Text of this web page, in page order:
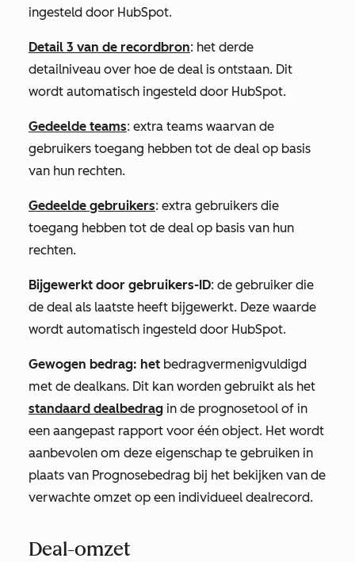
ingesteld door HubSpot.
Detail 3 van de recordbron: het derde
detailniveau over hoe de deal is ontstaan. Dit
wordt automatisch ingesteld door HubSpot.
Gedeelde teams: extra teams waarvan de
gebruikers toegang hebben tot de deal op basis
van hun rechten.
Gedeelde gebruikers: extra gebruikers die
toegang hebben tot de deal op basis van hun
rechten.
Bijgewerkt door gebruikers-ID: de gebruiker die
de deal als laatste heeft bijgewerkt. Deze waarde
wordt automatisch ingesteld door HubSpot.
Gewogen bedrag: het bedragvermenigvuldigd
met de dealkans. Dit kan worden gebruikt als het
standaard dealbedrag in de prognosetool of in
een aangepast rapport voor één object. Het wordt
aanbevolen om deze eigenschap te gebruiken in
plaats van Prognosebedrag bij het bekijken van de
verwachte omzet op een individueel dealrecord.
Deal-omzet